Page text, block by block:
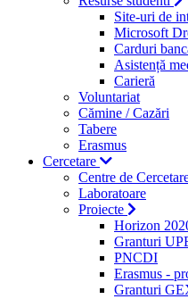
Site-uri de
Microsoft
Carduri
Asistență
Carieră
Voluntariat
Cămine / Cazări
Tabere
Erasmus
Cercetare
Centre de
Laboratoare
Proiecte
Horizon
Granturi
PNCDI
Erasmus -
Granturi